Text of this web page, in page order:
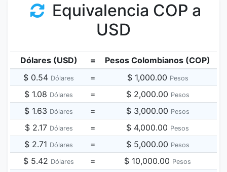
Equivalencia COP a
USD
Dólares (USD) =
Pesos Colombianos (COP)
$ 0.54 Dólares = $ 1,000.00 Pesos
$ 1.08 Dólares = $ 2,000.00 Pesos
$ 1.63 Dólares = $ 3,000.00 Pesos
$ 2.17 Dólares = $ 4,000.00 Pesos
$ 2.71 Dólares = $ 5,000.00 Pesos
$ 5.42 Dólares = $ 10,000.00 Pesos